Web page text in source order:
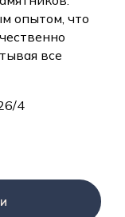
опытом, что
все
4